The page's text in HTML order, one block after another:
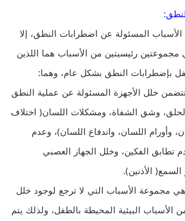
المسئولة عن اضطرابات النطق، إلا
مجموعتين رئيسيتين من الأسباب هما اللذين
بإضطرابات النطق بشكل عام، وهما:
خلل الأجهزة المسئولة عن عملية النطق
وشق الشفاة، ومشكلات اللسان( اختلاف
وأورام اللسان، واندفاع اللسان)، وعدم
تطابق الفكين، وخلل الجهاز العصبي
الأذنين).
مجموعة الأسباب التي لا ترجع لوجود خلل
الأسباب البيئية المحيطة بالطفل، ولذلك يتم